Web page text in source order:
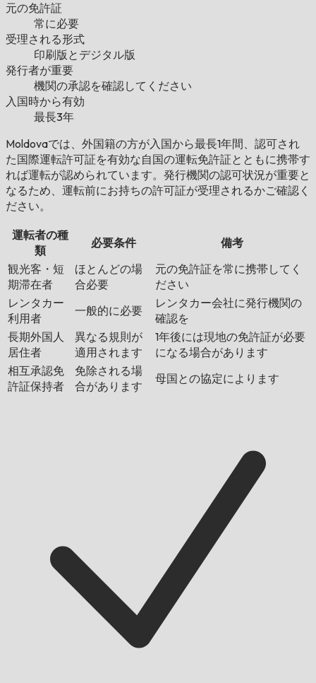
元の免許証
常に必要
受理される形式
印刷版とデジタル版
発行者が重要
機関の承認を確認してください
入国時から有効
最長3年
Moldovaでは、外国籍の方が入国から最長1年間、認可され
た国際運転許可証を有効な自国の運転免許証とともに携帯す
れば運転が認められています。発行機関の認可状況が重要と
なるため、運転前にお持ちの許可証が受理されるかご確認く
ださい。
運転者の種
類
必要条件
備考
観光客・短
期滞在者
ほとんどの場
合必要
元の免許証を常に携帯してく
ださい
レンタカー
利用者
一般的に必要
レンタカー会社に発行機関の
確認を
長期外国人
居住者
異なる規則が
適用されます
1年後には現地の免許証が必要
になる場合があります
相互承認免
許証保持者
免除される場
合があります
母国との協定によります